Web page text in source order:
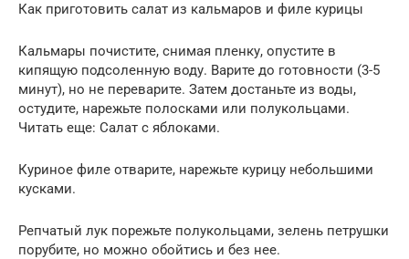
Как приготовить салат из кальмаров и филе курицы
Кальмары почистите, снимая пленку, опустите в
кипящую подсоленную воду. Варите до готовности (3-5
минут), но не переварите. Затем достаньте из воды,
остудите, нарежьте полосками или полукольцами.
Читать еще: Салат с яблоками.
Куриное филе отварите, нарежьте курицу небольшими
кусками.
Репчатый лук порежьте полукольцами, зелень петрушки
порубите, но можно обойтись и без нее.